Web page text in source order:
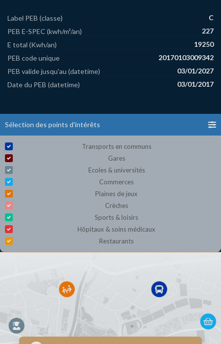
Label PEB (classe)
C
PEB E-SPEC (kwh/m²/an)
227
E total (Kwh/an)
19250
PEB code unique
20170103009342
PEB valide jusqu'au (datetime)
03/01/2027
Date du PEB (datetime)
03/01/2017
Sélection des points d'intérêts
Transports en communs
Gares
Ecoles & universités
Commerces
Plaines de jeux
Crèches
Sports & loisirs
Hôpitaux & soins médicaux
Restaurants